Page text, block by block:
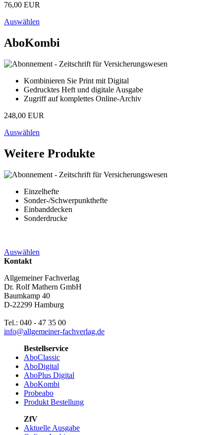
76,00 EUR
Auswählen
AboKombi
Kombinieren Sie Print mit Digital
Gedrucktes Heft und digitale Ausgabe
Zugriff auf komplettes Online-Archiv
248,00 EUR
Auswählen
Weitere Produkte
Einzelhefte
Sonder-/Schwerpunkthefte
Einbanddecken
Sonderdrucke
Auswählen
Kontakt
Allgemeiner Fachverlag
Dr. Rolf Mathern GmbH
Baumkamp 40
D-22299 Hamburg
Tel.: 040 - 47 35 00
info@allgemeiner-fachverlag.de
Bestellservice
AboClassic
AboDigital
AboPlus Digital
AboKombi
Probeabo
Produkt Bestellung
ZfV
Aktuelle Ausgabe